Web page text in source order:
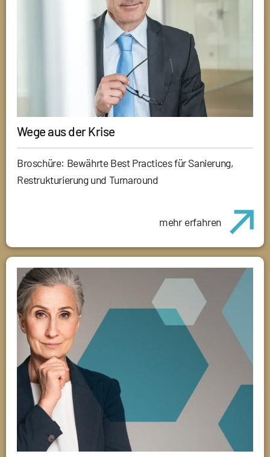
Wege aus der Krise
Broschüre: Bewährte Best Practices für Sanierung,
Restrukturierung und Turnaround
mehr erfahren